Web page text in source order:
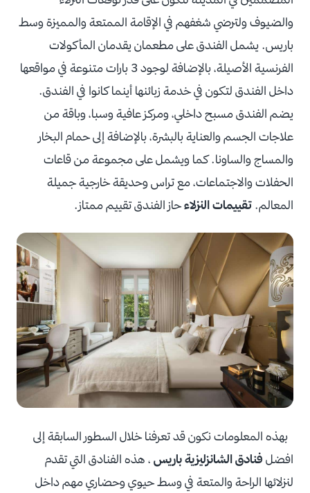
والضيوف ولترضي شغفهم في الإقامة الممتعة والمميزة وسط
باريس. يشمل الفندق على مطعمان يقدمان المأكولات
الفرنسية الأصيلة، بالإضافة لوجود 3 بارات متنوعة في مواقعها
داخل الفندق لتكون في خدمة زبائنها أينما كانوا في الفندق.
يضم الفندق مسبح داخلي، ومركز عافية وسبا، وباقة من
علاجات الجسم والعناية بالبشرة، بالإضافة إلى حمام البخار
والمساج والساونا. كما ويشمل على مجموعة من قاعات
الحفلات والاجتماعات، مع تراس وحديقة خارجية جميلة
المعالم. تقييمات النزلاءحاز الفندق تقييم ممتاز.
بهذه المعلومات نكون قد تعرفنا خلال السطور السابقة إلى
افضل فنادق الشانزليزية باريس ، هذه الفنادق التي تقدم
لنزلائها الراحة والمتعة في وسط حيوي وحضاري مهم داخل